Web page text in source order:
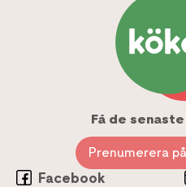
Få de
Prenumerera
Facebook